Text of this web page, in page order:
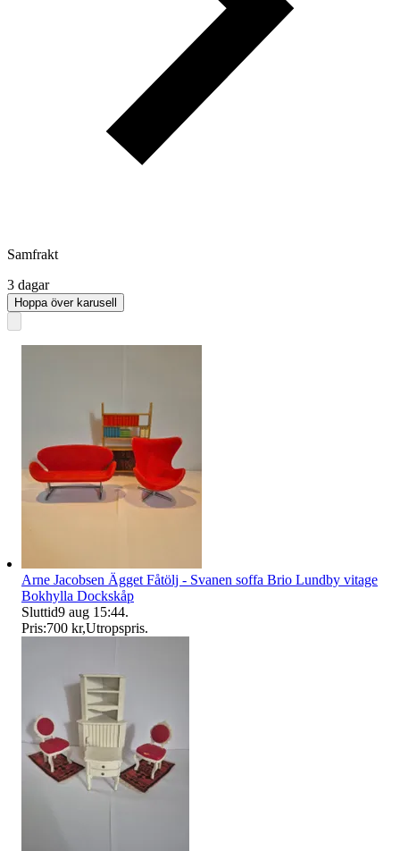
Samfrakt
3 dagar
Hoppa över karusell
Arne Jacobsen Ägget Fåtölj - Svanen soffa Brio Lundby vitage
Bokhylla Dockskåp
Sluttid9 aug 15:44.
Pris:700 kr,Utropspris.